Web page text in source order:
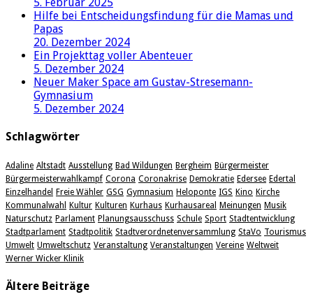
Hilfe bei Entscheidungsfindung für die Mamas und
Papas
20. Dezember 2024
Ein Projekttag voller Abenteuer
5. Dezember 2024
Neuer Maker Space am Gustav-Stresemann-
Gymnasium
5. Dezember 2024
Schlagwörter
Adaline Altstadt Ausstellung Bad Wildungen Bergheim Bürgermeister
Bürgermeisterwahlkampf Corona Coronakrise Demokratie Edersee Edertal
Einzelhandel
Freie Wähler GSG Gymnasium Heloponte IGS Kino Kirche
Kommunalwahl
Kultur Kulturen Kurhaus Kurhausareal Meinungen Musik
Naturschutz Parlament Planungsausschuss Schule Sport Stadtentwicklung
Stadtparlament Stadtpolitik Stadtverordnetenversammlung StaVo Tourismus
Umwelt Umweltschutz Veranstaltung Veranstaltungen Vereine Weltweit
Werner Wicker Klinik
Ältere Beiträge